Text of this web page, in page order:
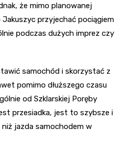
że mimo planowanej
przyjechać pociągiem
podczas dużych imprez czy
samochód i skorzystać z
pomimo dłuższego czasu
od Szklarskiej Poręby
przesiadka, jest to szybsze i
jazda samochodem w